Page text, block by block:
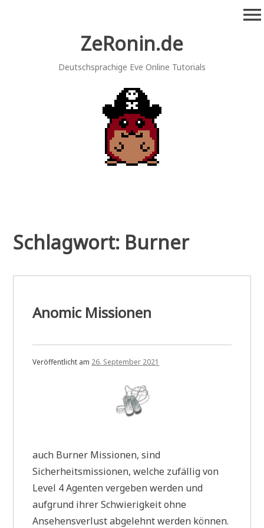
ZeRonin.de
Deutschsprachige Eve Online Tutorials
menu
Schlagwort: Burner
Anomic Missionen
Veröffentlicht am 26. September 2021
auch Burner Missionen, sind
Sicherheitsmissionen, welche zufällig von
Level 4 Agenten vergeben werden und
aufgrund ihrer Schwierigkeit ohne
Ansehensverlust abgelehnt werden können.